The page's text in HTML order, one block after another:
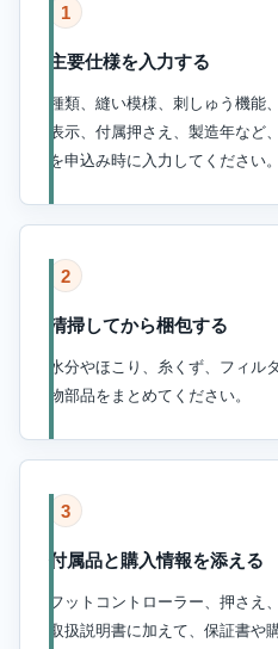
1
主要仕様を入力する
種類、縫い模様、刺しゅう機能
表示、付属押さえ、製造年など
を申込み時に入力してください。
2
清掃してから梱包する
水分やほこり、糸くず、フィル
物部品をまとめてください。
3
付属品と購入情報を添える
フットコントローラー、押さえ
取扱説明書に加えて、保証書や